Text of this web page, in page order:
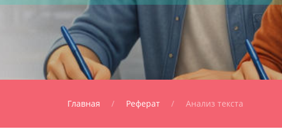
Главная Реферат Анализ текста